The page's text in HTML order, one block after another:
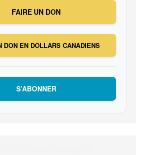
FAIRE UN DON
DON EN DOLLARS CANADIENS
S’ABONNER